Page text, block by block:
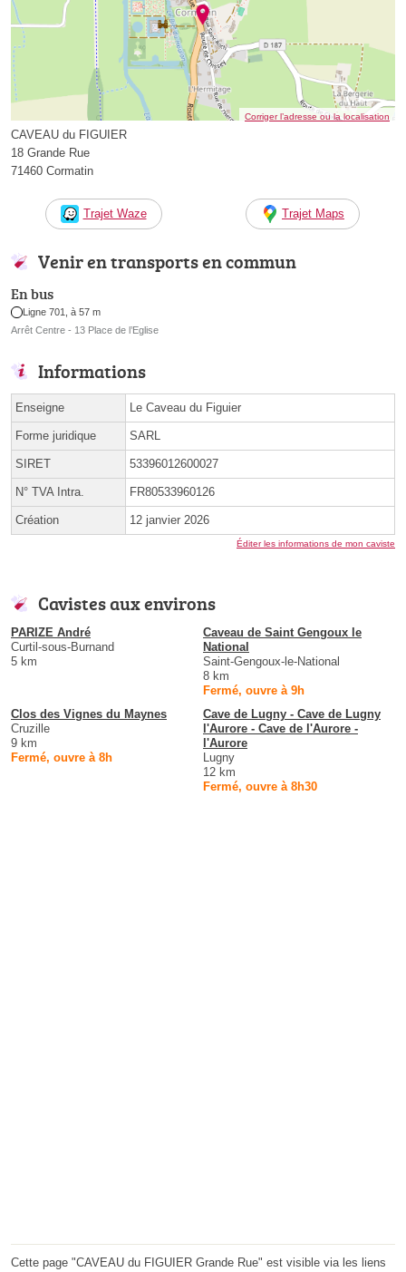
Corriger l’adresse ou la localisation
CAVEAU du FIGUIER
18 Grande Rue
71460 Cormatin
Trajet Waze Trajet Maps
Venir en transports en commun
En bus
Ligne 701, à 57 m
Arrêt Centre - 13 Place de l’Eglise
Informations
Enseigne Le Caveau du Figuier
Forme juridique SARL
SIRET 53396012600027
N° TVA Intra. FR80533960126
Création 12 janvier 2026
Éditer les informations de mon caviste
Cavistes aux environs
PARIZE André
Curtil-sous-Burnand
5 km
Caveau de Saint Gengoux le
National
Saint-Gengoux-le-National
8 km
Fermé, ouvre à 9h
Clos des Vignes du Maynes
Cruzille
9 km
Fermé, ouvre à 8h
Cave de Lugny - Cave de Lugny
l'Aurore - Cave de l'Aurore -
l'Aurore
Lugny
12 km
Fermé, ouvre à 8h30
Cette page "CAVEAU du FIGUIER Grande Rue" est visible via les liens